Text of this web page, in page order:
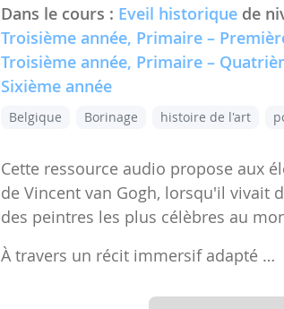
Dans le cours : Eveil historique de
Troisième année, Primaire –
Troisième année, Primaire –
Sixième année
Belgique Borinage histoire de l'art
Cette ressource audio propose aux
de Vincent van Gogh, lorsqu'il vivait
des peintres les plus célèbres au
À travers un récit immersif adapté …